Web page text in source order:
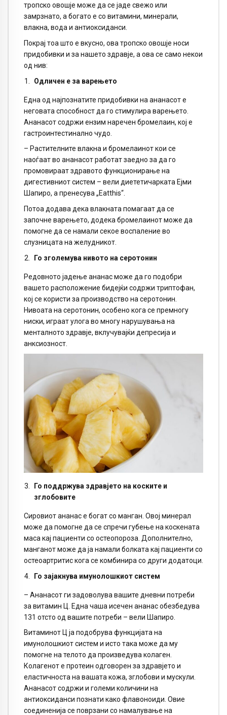
тропско овошје може да се јаде свежо или
замрзнато, а богато е со витамини, минерали,
влакна, вода и антиоксиданси.
Покрај тоа што е вкусно, ова тропско овошје носи
придобивки и за нашето здравје, а ова се само некои
од нив:
Одличен е за варењето
Една од најпознатите придобивки на ананасот е
неговата способност да го стимулира варењето.
Ананасот содржи ензим наречен бромелаин, кој е
гастроинтестинално чудо.
– Растителните влакна и бромелаинот кои се
наоѓаат во ананасот работат заедно за да го
промовираат здравото функционирање на
дигестивниот систем – вели диететичарката Ејми
Шапиро, а пренесува „Eatthis“.
Потоа додава дека влакната помагаат да се
започне варењето, додека бромелаинот може да
помогне да се намали секое воспаление во
слузницата на желудникот.
Го зголемува нивото на серотонин
Редовното јадење ананас може да го подобри
вашето расположение бидејќи содржи триптофан,
кој се користи за производство на серотонин.
Нивоата на серотонин, особено кога се премногу
ниски, играат улога во многу нарушувања на
менталното здравје, вклучувајќи депресија и
анксиозност.
Го поддржува здравјето на коските и
зглобовите
Сировиот ананас е богат со манган. Овој минерал
може да помогне да се спречи губење на коскената
маса кај пациенти со остеопороза. Дополнително,
манганот може да ја намали болката кај пациенти со
остеоартритис кога се комбинира со други додатоци.
Го зајакнува имунолошкиот систем
– Ананасот ги задоволува вашите дневни потреби
за витамин Ц. Една чаша исечен ананас обезбедува
131 отсто од вашите потреби – вели Шапиро.
Витаминот Ц ја подобрува функцијата на
имунолошкиот систем и исто така може да му
помогне на телото да произведува колаген.
Колагенот е протеин одговорен за здравјето и
еластичноста на вашата кожа, зглобови и мускули.
Ананасот содржи и големи количини на
антиоксиданси познати како флавоноиди. Овие
соединенија се поврзани со намалување на